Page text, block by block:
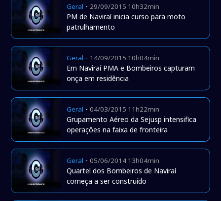
Geral - 29/09/2015 10h32min
PM de Naviraí inicia curso para moto
patrulhamento
Geral - 14/09/2015 10h04min
Em Naviraí PMA e Bombeiros capturam
onça em residência
Geral -04/03/2015 11h22min
Grupamento Aéreo da Sejusp intensifica
operações na faixa de fronteira
Geral -05/06/2014 13h04min
Quartel dos Bombeiros de Naviraí
começa a ser construído